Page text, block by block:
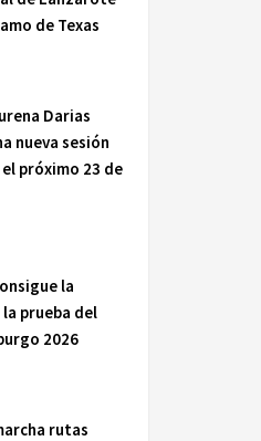
de Texas
Darias
nueva sesión
próximo 23 de
la
prueba del
2026
rutas